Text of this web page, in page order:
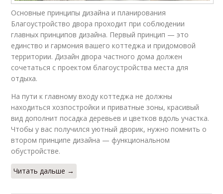
Основные принципы дизайна и планирования
Благоустройство двора проходит при соблюдении
главных принципов дизайна. Первый принцип — это
единство и гармония вашего коттеджа и придомовой
территории. Дизайн двора частного дома должен
сочетаться с проектом благоустройства места для
отдыха.
На пути к главному входу коттеджа не должны
находиться хозпостройки и приватные зоны, красивый
вид дополнит посадка деревьев и цветков вдоль участка.
Чтобы у вас получился уютный дворик, нужно помнить о
втором принципе дизайна — функциональном
обустройстве.
Читать дальше →